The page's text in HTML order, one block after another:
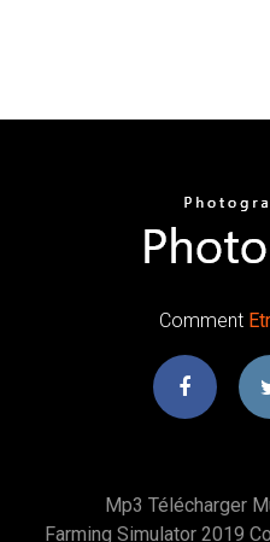
Comment
Mp3 Télécharger
Farming Simulator 2019